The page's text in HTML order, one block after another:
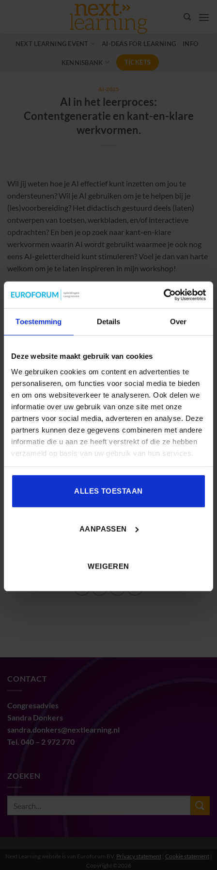
Toestemming Details Over
Deze website maakt gebruik van cookies
We gebruiken cookies om content en advertenties te
personaliseren, om functies voor social media te bieden
en om ons websiteverkeer te analyseren. Ook delen we
informatie over uw gebruik van onze site met onze
partners voor social media, adverteren en analyse. Deze
partners kunnen deze gegevens combineren met andere
informatie die u aan ze heeft verstrekt of die ze hebben
verzameld op basis van uw gebruik van hun services.
ALLES TOESTAAN
AANPASSEN
WEIGEREN
NEXT LEARNING EVENT AI-DEAS FOR LEARNING INFO
KENNISBANK TICKETS
AI-2025
AI in het leerproces:
Contentgeneratie en kant-en-klare
werkvormen.
Wil jij weten hoe je AI effectief kunt inzetten om jou te
ondersteunen? Wil je AI gebruiken om je te helpen bij je
(les)voorbereiding? Het didactisch gestuurd deels (laten)
ontwerpen van toetsen, werkbladen, en/of interactieve
opdrachten? En ben je op zoek naar kant-en-klare
werkvormen waarin AI wordt gebruikt waarmee je ook nog
eens AI-geletterdheid kunt stimuleren? Voel je dan van harte
welkom om je te laten inspireren in mijn workshop!
Docententrainer, onderwijsadviseur en auteur
CONTACT
Congresadvies
Sandra Donkers
sandra.donkers@nextlearning.nl
Tel. 040 – 2 972 770
ZOEKEN
Next Learning website is van Euroforum BV. Privacy statement| Cookie statement|
Copyright ©2026